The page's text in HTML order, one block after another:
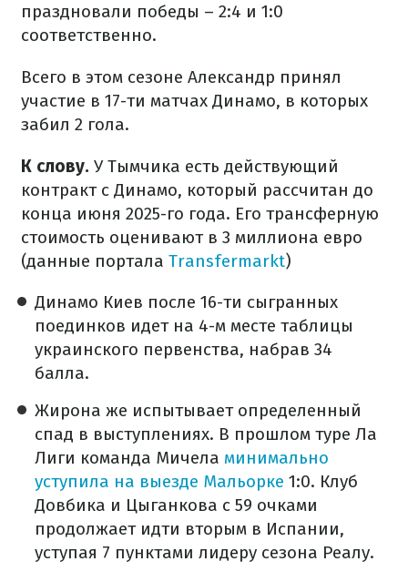
праздновали победы – 2:4 и 1:0
соответственно.
Всего в этом сезоне Александр принял
участие в 17-ти матчах Динамо, в которых
забил 2 гола.
К слову. У Тымчика есть действующий
контракт с Динамо, который рассчитан до
конца июня 2025-го года. Его трансферную
стоимость оценивают в 3 миллиона евро
(данные портала Transfermarkt)
Динамо Киев после 16-ти сыгранных
поединков идет на 4-м месте таблицы
украинского первенства, набрав 34
балла.
Жирона же испытывает определенный
спад в выступлениях. В прошлом туре Ла
Лиги команда Мичела минимально
уступила на выезде Мальорке 1:0. Клуб
Довбика и Цыганкова с 59 очками
продолжает идти вторым в Испании,
уступая 7 пунктами лидеру сезона Реалу.